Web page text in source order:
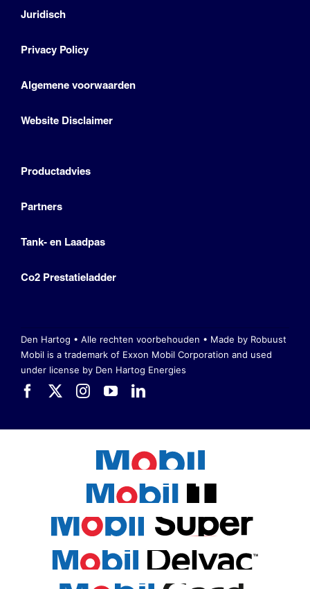
Juridisch
Privacy Policy
Algemene voorwaarden
Website Disclaimer
Productadvies
Partners
Tank- en Laadpas
Co2 Prestatieladder
Den Hartog • Alle rechten voorbehouden • Made by Robuust
Mobil is a trademark of Exxon Mobil Corporation and used
under license by Den Hartog Energies